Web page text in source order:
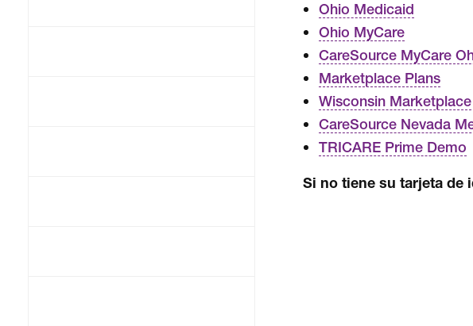
Ohio Medicaid
Ohio MyCare
CareSource MyCare
Marketplace Plans
Wisconsin Marketplace
CareSource Nevada
TRICARE Prime Demo
Si no tiene su tarjeta de